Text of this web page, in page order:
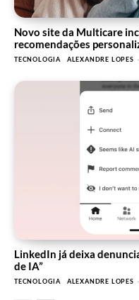
Novo site da Multicare
recomendações
TECNOLOGIA ALEXANDRE LOPES -
LinkedIn já deixa
de IA”
TECNOLOGIA ALEXANDRE LOPES -